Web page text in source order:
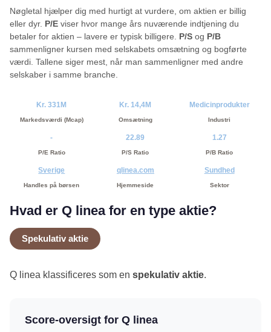
Nøgletal hjælper dig med hurtigt at vurdere, om aktien er billig
eller dyr. P/E viser hvor mange års nuværende indtjening du
betaler for aktien – lavere er typisk billigere. P/S og P/B
sammenligner kursen med selskabets omsætning og bogførte
værdi. Tallene siger mest, når man sammenligner med andre
selskaber i samme branche.
Kr. 331M
Markedsværdi (Mcap)
Kr. 14,4M
Omsætning
Medicinprodukter
Industri
-
P/E Ratio
22.89
P/S Ratio
1.27
P/B Ratio
Sverige
Handles på børsen
qlinea.com
Hjemmeside
Sundhed
Sektor
Hvad er Q linea for en type aktie?
Spekulativ aktie
Q linea klassificeres som en spekulativ aktie.
Score-oversigt for Q linea